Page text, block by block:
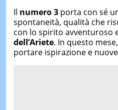
Il numero 3porta con sé
spontaneità, qualità che
con lo spirito avventuroso
dell’Ariete. In questo
portare ispirazione e